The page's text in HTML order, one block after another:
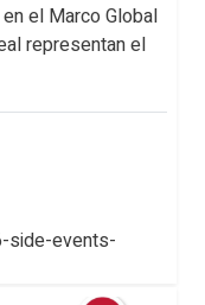
el Marco Global
representan el
side-events-